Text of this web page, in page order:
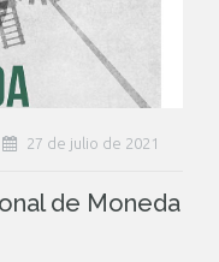
27 de julio de 2021
de Moneda